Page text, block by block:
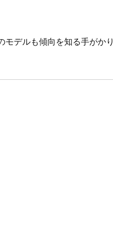
モデルも傾向を知る手がかり